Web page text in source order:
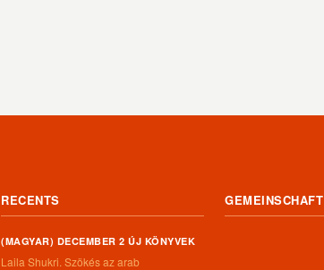
RECENTS
(MAGYAR) DECEMBER 2 ÚJ KÖNYVEK
Laila Shukri. Szökés ​az arab
GEMEINSCHAFT